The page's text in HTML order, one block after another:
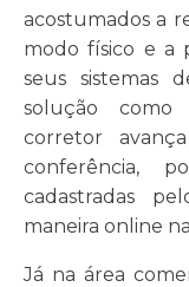
acostumados a
modo físico e a
seus sistemas
solução
corretor
conferência,
cadastradas
maneira online
Já na área